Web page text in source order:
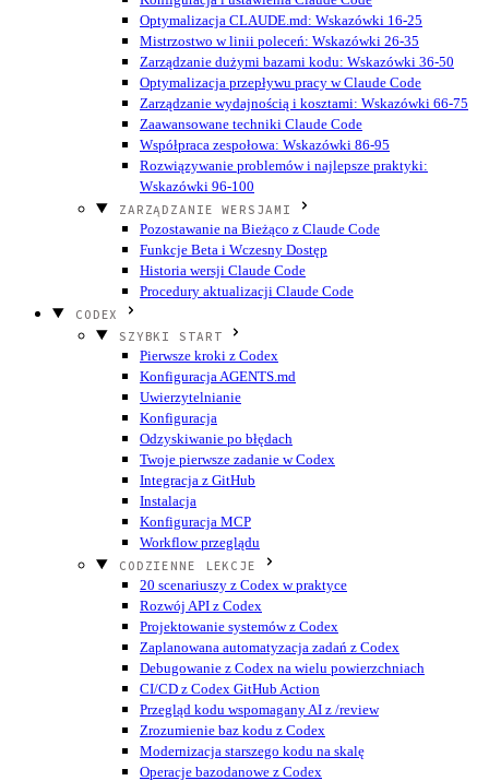
Optymalizacja CLAUDE.md: Wskazówki 16-25
Mistrzostwo w linii poleceń: Wskazówki 26-35
Zarządzanie dużymi bazami kodu: Wskazówki 36-50
Optymalizacja przepływu pracy w Claude Code
Zarządzanie wydajnością i kosztami: Wskazówki 66-75
Zaawansowane techniki Claude Code
Współpraca zespołowa: Wskazówki 86-95
Rozwiązywanie problemów i najlepsze praktyki:
Wskazówki 96-100
ZARZĄDZANIE WERSJAMI
Pozostawanie na Bieżąco z Claude Code
Funkcje Beta i Wczesny Dostęp
Historia wersji Claude Code
Procedury aktualizacji Claude Code
CODEX
SZYBKI START
Pierwsze kroki z Codex
Konfiguracja AGENTS.md
Uwierzytelnianie
Konfiguracja
Odzyskiwanie po błędach
Twoje pierwsze zadanie w Codex
Integracja z GitHub
Instalacja
Konfiguracja MCP
Workflow przeglądu
CODZIENNE LEKCJE
20 scenariuszy z Codex w praktyce
Rozwój API z Codex
Projektowanie systemów z Codex
Zaplanowana automatyzacja zadań z Codex
Debugowanie z Codex na wielu powierzchniach
CI/CD z Codex GitHub Action
Przegląd kodu wspomagany AI z /review
Zrozumienie baz kodu z Codex
Modernizacja starszego kodu na skalę
Operacje bazodanowe z Codex